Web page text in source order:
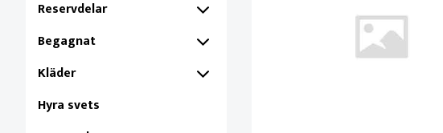
Reservdelar
Begagnat
Kläder
Hyra svets